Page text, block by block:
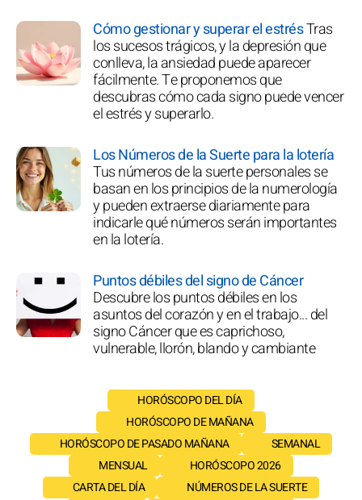
Cómo gestionar y superar el estrésTras
los sucesos trágicos, y la depresión que
conlleva, la ansiedad puede aparecer
fácilmente. Te proponemos que
descubras cómo cada signo puede vencer
el estrés y superarlo.
Los Números de la Suerte para la lotería
Tus números de la suerte personales se
basan en los principios de la numerología
y pueden extraerse diariamente para
indicarle qué números serán importantes
en la lotería.
Puntos débiles del signo de Cáncer
Descubre los puntos débiles en los
asuntos del corazón y en el trabajo... del
signo Cáncer que es caprichoso,
vulnerable, llorón, blando y cambiante
HORÓSCOPO DEL DÍA
HORÓSCOPO DE MAÑANA
HORÓSCOPO DE PASADO MAÑANA
SEMANAL
MENSUAL
HORÓSCOPO 2026
CARTA DEL DÍA
NÚMEROS DE LA SUERTE